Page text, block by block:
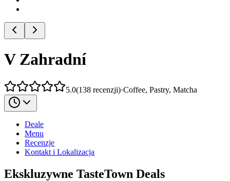
V Zahradní
5.0(138 recenzji)·Coffee, Pastry, Matcha
Deale
Menu
Recenzje
Kontakt i Lokalizacja
Ekskluzywne TasteTown Deals